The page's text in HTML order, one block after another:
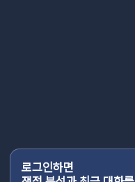
로그인하면